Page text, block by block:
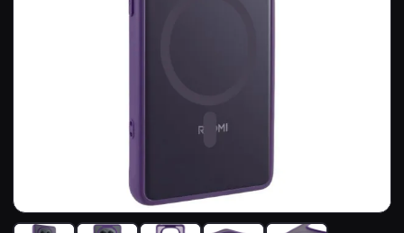
Чехол TPU Bloom with Magnetic Fit для Xiaomi Redmi